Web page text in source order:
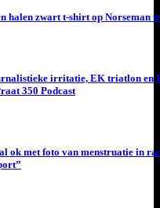
halen zwart t-shirt op Norseman
irritatie, EK triatlon en
350 Podcast
ok met foto van menstruatie in